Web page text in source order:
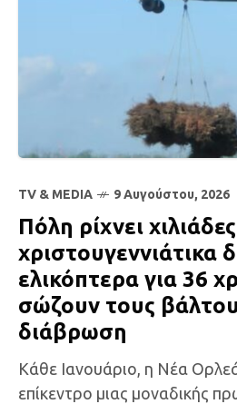
TV & MEDIA 9 Αυγούστου, 2026
Πόλη ρίχνει χιλιάδες
χριστουγεννιάτικα
ελικόπτερα για 36
σώζουν τους
διάβρωση
Κάθε Ιανουάριο, η Νέα
επίκεντρο μιας μοναδικής